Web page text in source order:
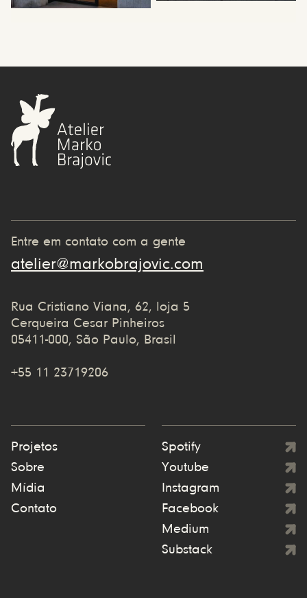
Entre em contato com a gente
atelier@markobrajovic.com
Rua Cristiano Viana, 62, loja 5
Cerqueira Cesar Pinheiros
05411-000, São Paulo, Brasil
+55 11 23719206
Projetos
Sobre
Mídia
Contato
Spotify
Youtube
Instagram
Facebook
Medium
Substack